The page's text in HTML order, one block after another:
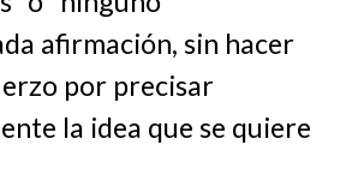
afirmación, sin hacer
por precisar
la idea que se quiere